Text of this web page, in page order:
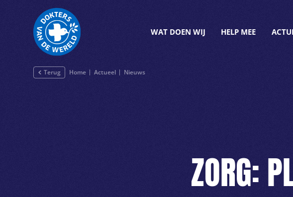
WAT DOEN WIJ HELP MEE
Terug Home Actueel Nieuws
ZORG: